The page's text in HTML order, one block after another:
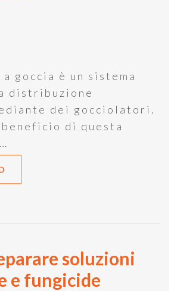
goccia è un sistema
distribuzione
dei gocciolatori.
di questa
soluzioni
e fungicide